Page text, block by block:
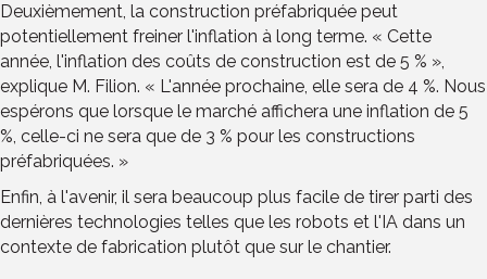
Deuxièmement, la construction préfabriquée peut
potentiellement freiner l'inflation à long terme. « Cette
année, l'inflation des coûts de construction est de 5 % »,
explique M. Filion. « L'année prochaine, elle sera de 4 %. Nous
espérons que lorsque le marché affichera une inflation de 5
%, celle-ci ne sera que de 3 % pour les constructions
préfabriquées. »
Enfin, à l'avenir, il sera beaucoup plus facile de tirer parti des
dernières technologies telles que les robots et l'IA dans un
contexte de fabrication plutôt que sur le chantier.